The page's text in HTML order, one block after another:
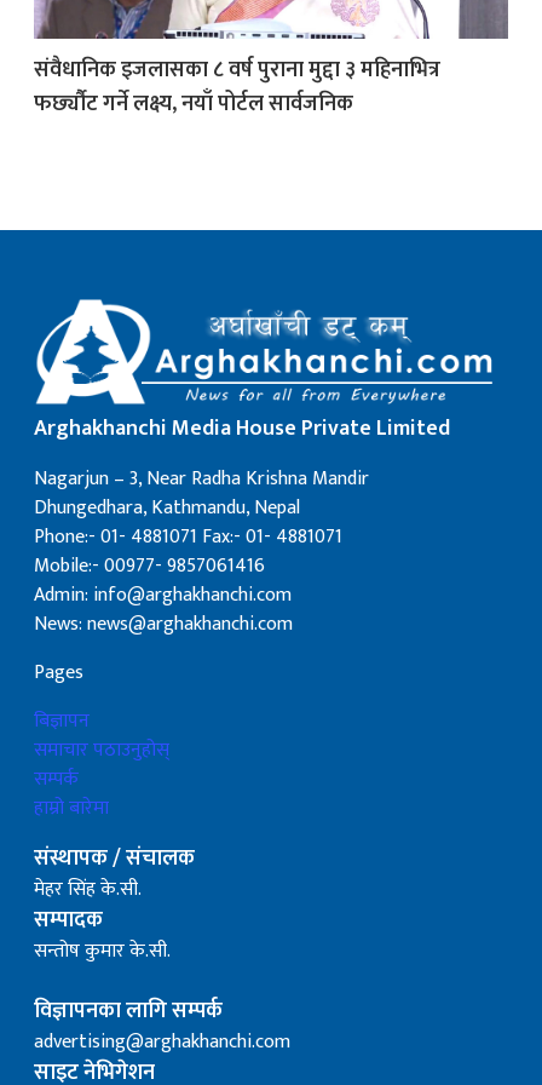
संवैधानिक इजलासका ८ वर्ष पुराना मुद्दा ३ महिनाभित्र
फर्छ्यौट गर्ने लक्ष्य, नयाँ पोर्टल सार्वजनिक
Arghakhanchi Media House Private Limited
Nagarjun – 3, Near Radha Krishna Mandir
Dhungedhara, Kathmandu, Nepal
Phone:- 01- 4881071 Fax:- 01- 4881071
Mobile:- 00977- 9857061416
Admin: info@arghakhanchi.com
News: news@arghakhanchi.com
Pages
बिज्ञापन
समाचार पठाउनुहोस्
सम्पर्क
हाम्रो बारेमा
संस्थापक / संचालक
मेहर सिंह के.सी.
सम्पादक
सन्तोष कुमार के.सी.
विज्ञापनका लागि सम्पर्क
advertising@arghakhanchi.com
साइट नेभिगेशन